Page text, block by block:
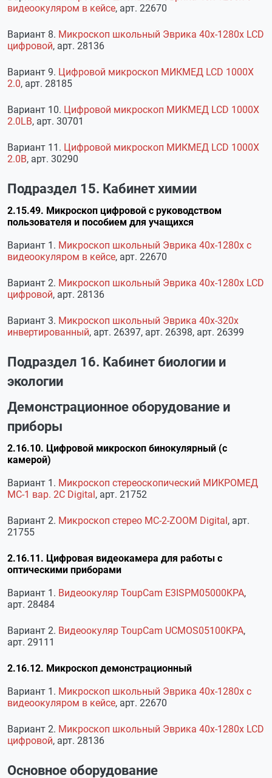
видеоокуляром в кейсе, арт. 22670
Вариант 8. Микроскоп школьный Эврика 40х-1280х LCD
цифровой, арт. 28136
Вариант 9. Цифровой микроскоп МИКМЕД LCD 1000Х
2.0, арт. 28185
Вариант 10. Цифровой микроскоп МИКМЕД LCD 1000Х
2.0LB, арт. 30701
Вариант 11. Цифровой микроскоп МИКМЕД LCD 1000Х
2.0B, арт. 30290
Подраздел 15. Кабинет химии
2.15.49. Микроскоп цифровой с руководством
пользователя и пособием для учащихся
Вариант 1. Микроскоп школьный Эврика 40х-1280х с
видеоокуляром в кейсе, арт. 22670
Вариант 2. Микроскоп школьный Эврика 40х-1280х LCD
цифровой, арт. 28136
Вариант 3. Микроскоп школьный Эврика 40х-320х
инвертированный, арт. 26397, арт. 26398, арт. 26399
Подраздел 16. Кабинет биологии и
экологии
Демонстрационное оборудование и
приборы
2.16.10. Цифровой микроскоп бинокулярный (с
камерой)
Вариант 1. Микроскоп стереоскопический МИКРОМЕД
МС-1 вар. 2С Digital, арт. 21752
Вариант 2. Микроскоп стерео МС-2-ZOOM Digital, арт.
21755
2.16.11. Цифровая видеокамера для работы с
оптическими приборами
Вариант 1. Видеоокуляр ToupCam E3ISPM05000KPA,
арт. 28484
Вариант 2. Видеоокуляр ToupCam UCMOS05100KPA,
арт. 29111
2.16.12. Микроскоп демонстрационный
Вариант 1. Микроскоп школьный Эврика 40х-1280х с
видеоокуляром в кейсе, арт. 22670
Вариант 2. Микроскоп школьный Эврика 40х-1280х LCD
цифровой, арт. 28136
Основное оборудование